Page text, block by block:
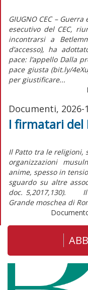
GIUGNO CEC –
esecutivo del CEC,
incontrarsi a
d’accesso), ha
pace: l’appello Dalla
pace giusta (bit.ly/
per giustificare...
Documenti, 2026-
I firmatari del
Il Patto tra le religioni,
organizzazioni
anime, spesso in
sguardo su altre
doc. 5,2017,130). Il
Grande moschea di